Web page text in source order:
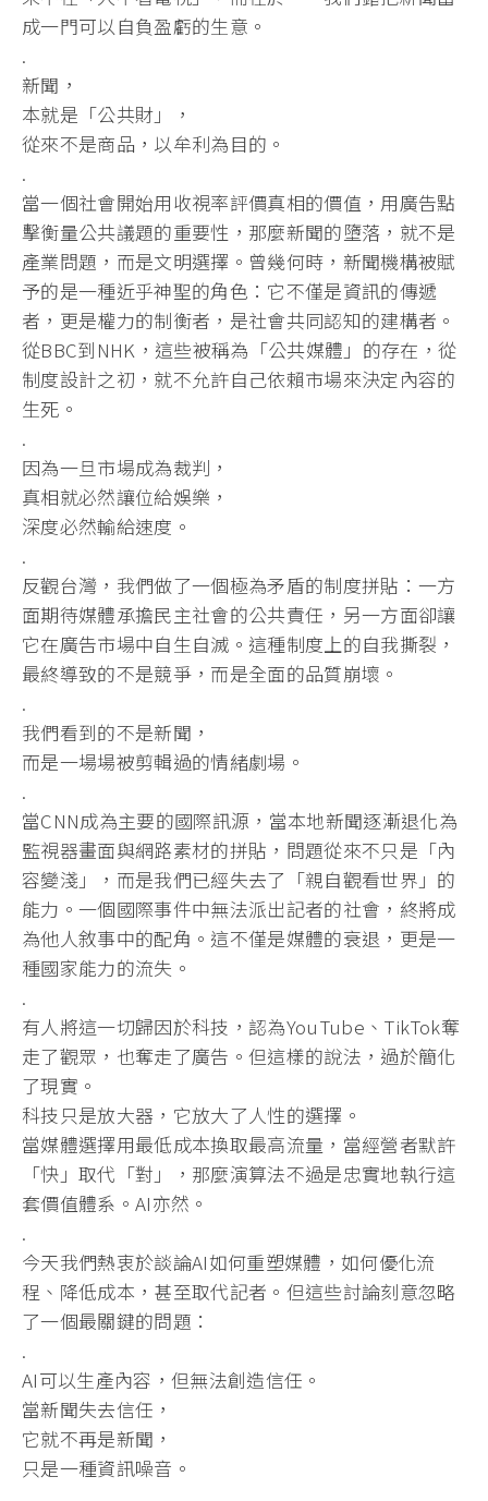
成一門可以自負盈虧的生意。
.
新聞，
本就是「公共財」，
從來不是商品，以牟利為目的。
.
當一個社會開始用收視率評價真相的價值， 用廣告點
擊衡量公共議題的重要性，那麼新聞的墮落， 就不是
產業問題，而是文明選擇。曾幾何時， 新聞機構被賦
予的是一種近乎神聖的角色：它不僅是資訊的傳遞
者， 更是權力的制衡者，是社會共同認知的建構者。
從BBC到NHK， 這些被稱為「公共媒體」的存在，從
制度設計之初， 就不允許自己依賴市場來決定內容的
生死。
.
因為一旦市場成為裁判，
真相就必然讓位給娛樂，
深度必然輸給速度。
.
反觀台灣，我們做了一個極為矛盾的制度拼貼：一方
面期待媒體承擔民主社會的公共責任， 另一方面卻讓
它在廣告市場中自生自滅。這種制度上的自我撕裂，
最終導致的不是競爭，而是全面的品質崩壞。
.
我們看到的不是新聞，
而是一場場被剪輯過的情緒劇場。
.
當CNN成為主要的國際訊源， 當本地新聞逐漸退化為
監視器畫面與網路素材的拼貼， 問題從來不只是「內
容變淺」，而是我們已經失去了「親自觀看世界」的
能力。一個國際事件中無法派出記者的社會， 終將成
為他人敘事中的配角。這不僅是媒體的衰退， 更是一
種國家能力的流失。
.
有人將這一切歸因於科技，認為YouTube、 TikTok奪
走了觀眾，也奪走了廣告。但這樣的說法， 過於簡化
了現實。
科技只是放大器，它放大了人性的選擇。
當媒體選擇用最低成本換取最高流量，當經營者默許
「快」取代「對」，那麼演算法不過是忠實地執行這
套價值體系。AI亦然。
.
今天我們熱衷於談論AI如何重塑媒體，如何優化流
程、降低成本， 甚至取代記者。但這些討論刻意忽略
了一個最關鍵的問題：
.
AI可以生產內容，但無法創造信任。
當新聞失去信任，
它就不再是新聞，
只是一種資訊噪音。